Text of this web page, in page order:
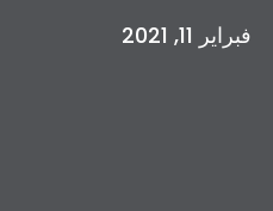
فبراير 11, 2021